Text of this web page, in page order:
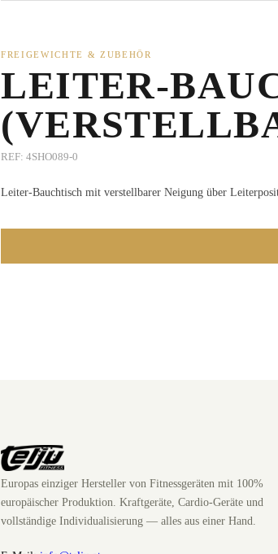
FREIGEWICHTE & ZUBEHÖR
LEITER-
REF:4SHO089-0
Leiter-Bauchtisch mit verstellbarer Neigung über
Europas einziger Hersteller von Fitnessgeräten mit 100%
europäischer Produktion. Kraftgeräte, Cardio-Geräte und
vollständige Individualisierung — alles aus einer Hand.